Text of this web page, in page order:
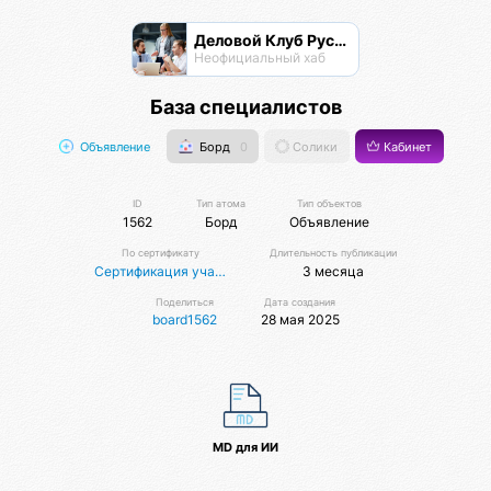
Деловой Клуб Русской Дружины
Неофициальный хаб
База специалистов
Объявление Борд 0 Солики Кабинет
ID
1562
Тип атома
Борд
Тип объектов
Объявление
По сертификату
Сертификация участников
Длительность публикации
3 месяца
Поделиться
board1562
Дата создания
28 мая 2025
MD для ИИ